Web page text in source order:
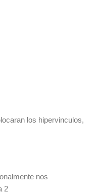
los hipervinculos,
nos
2